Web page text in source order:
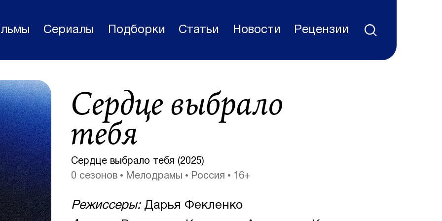
Статьи
Сериалы
Новости
Подборки
Рецензии
О нас
Авторы
Сериалы Подборки Статьи Новости Рецензии
Сердце выбрало
тебя
Сердце выбрало тебя (2025)
0 сезонов
Мелодрамы Россия 16+
Режиссеры:Дарья Фекленко